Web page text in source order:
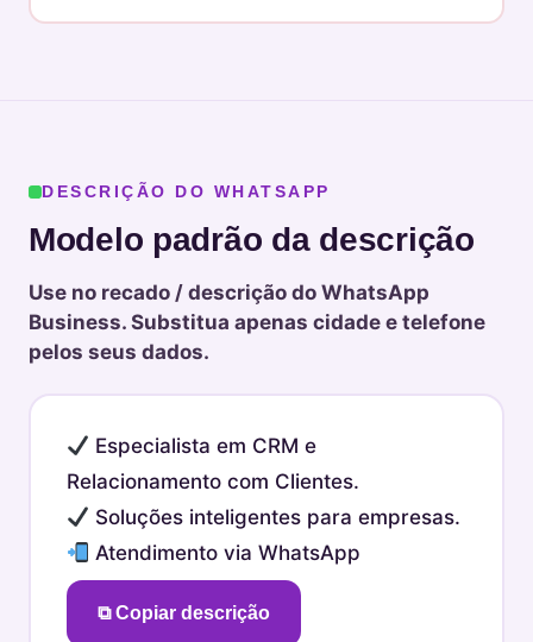
DESCRIÇÃO DO WHATSAPP
Modelo padrão da descrição
Use no recado / descrição do WhatsApp
Business. Substitua apenas cidade e telefone
pelos seus dados.
Especialista em CRM e
Relacionamento com Clientes.
Soluções inteligentes para empresas.
Atendimento via WhatsApp
⧉ Copiar descrição